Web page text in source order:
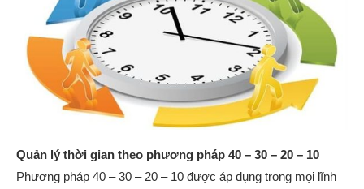
Quản lý thời gian theo phương pháp 40 – 30 – 20 – 10
Phương pháp 40 – 30 – 20 – 10 được áp dụng trong mọi lĩnh